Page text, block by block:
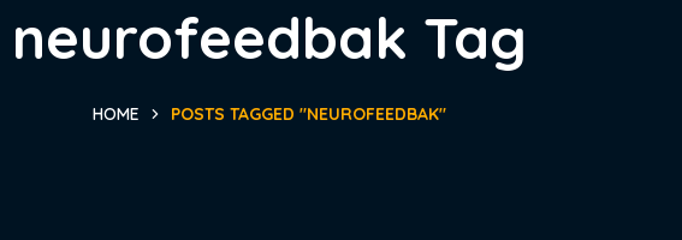
neurofeedbak Tag
HOME POSTS TAGGED "NEUROFEEDBAK"